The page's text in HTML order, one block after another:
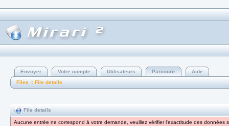
Envoyer Votre compte Utilisateurs Parcourir
Aide
Files :: File details
File details
Aucune entrée ne correspond à votre demande, veuillez vérifier l'exactitude des données